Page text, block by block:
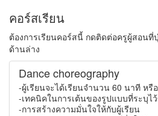
คอร์สเรียน
ต้องการเรียนคอร์สนี้ กดติดต่อครูผู้สอน
ด้านล่าง
Dance choreography
-ผู้เรียนจะได้เรียนจำนวน 60 นาที หรื
-เทคนิคในการเต้นของรูปแบบที่ระบุไ
-การสร้างความมั่นใจให้กับผู้เรียน